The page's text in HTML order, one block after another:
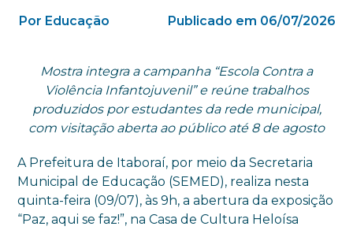
Por Educação Publicado em 06/07/2026
Mostra integra a campanha “Escola Contra a
Violência Infantojuvenil” e reúne trabalhos
produzidos por estudantes da rede municipal,
com visitação aberta ao público até 8 de agosto
A Prefeitura de Itaboraí, por meio da Secretaria
Municipal de Educação (SEMED), realiza nesta
quinta-feira (09/07), às 9h, a abertura da exposição
“Paz, aqui se faz!”, na Casa de Cultura Heloísa